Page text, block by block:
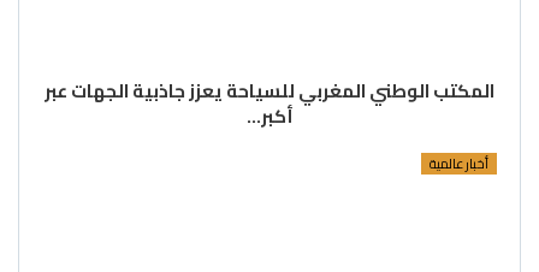
المكتب الوطني المغربي للسياحة يعزز جاذبية الجهات عبر
أكبر…
أخبار عالمية